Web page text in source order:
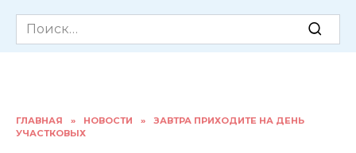
Search
for:
ГЛАВНАЯ » НОВОСТИ »
ЗАВТРА ПРИХОДИТЕ НА ДЕНЬ
УЧАСТКОВЫХ